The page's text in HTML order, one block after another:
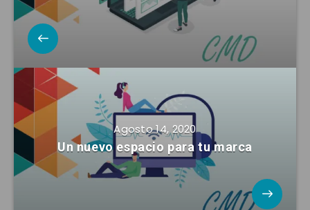
Agosto 14, 2020
Un nuevo espacio para tu marca